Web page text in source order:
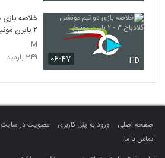
۰۶:۴۷ HD
۲ بایرن مونیخ
M
۳۴۹ بازدید
صفحه اصلی ورود به پنل کاربری عضویت در سایت
تماس با ما